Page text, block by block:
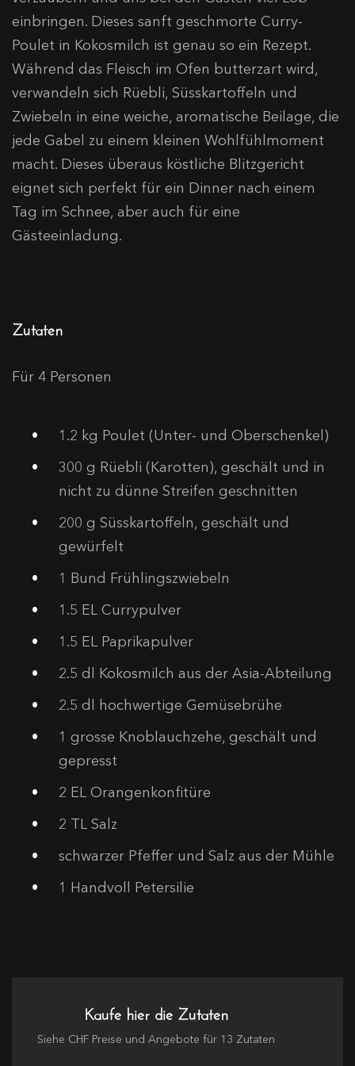
einbringen. Dieses sanft geschmorte Curry-
Poulet in Kokosmilch ist genau so ein Rezept.
Während das Fleisch im Ofen butterzart wird,
verwandeln sich Rüebli, Süsskartoffeln und
Zwiebeln in eine weiche, aromatische Beilage, die
jede Gabel zu einem kleinen Wohlfühlmoment
macht. Dieses überaus köstliche Blitzgericht
eignet sich perfekt für ein Dinner nach einem
Tag im Schnee, aber auch für eine
Gästeeinladung.
Zutaten
Für 4 Personen
1.2 kg Poulet (Unter- und Oberschenkel)
300 g Rüebli (Karotten), geschält und in
nicht zu dünne Streifen geschnitten
200 g Süsskartoffeln, geschält und
gewürfelt
1 Bund Frühlingszwiebeln
1.5 EL Currypulver
1.5 EL Paprikapulver
2.5 dl Kokosmilch aus der Asia-Abteilung
2.5 dl hochwertige Gemüsebrühe
1 grosse Knoblauchzehe, geschält und
gepresst
2 EL Orangenkonfitüre
2 TL Salz
schwarzer Pfeffer und Salz aus der Mühle
1 Handvoll Petersilie
Kaufe hier die Zutaten
Siehe CHF Preise und Angebote für 13 Zutaten